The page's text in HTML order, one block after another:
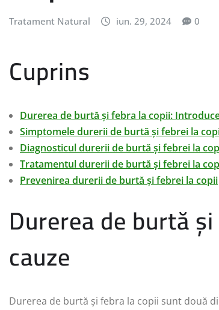
Tratament Natural iun. 29, 2024 0
Cuprins
Durerea de burtă și febra la copii:
Simptomele durerii de burtă și febrei la
Diagnosticul durerii de burtă și febrei la
Tratamentul durerii de burtă și febrei la
Prevenirea durerii de burtă și febrei la copii
Durerea de burtă
cauze
Durerea de burtă și febra la copii sunt două